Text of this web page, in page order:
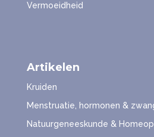
Vermoeidheid
Artikelen
Kruiden
Menstruatie, hormonen &
Natuurgeneeskunde &